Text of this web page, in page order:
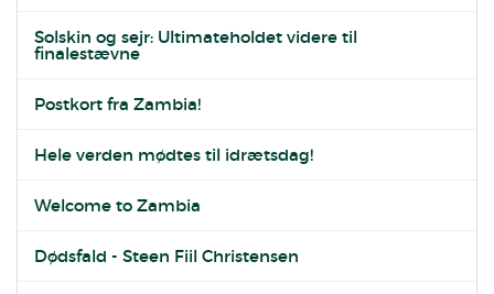
Solskin og sejr: Ultimateholdet videre til
finalestævne
Postkort fra Zambia!
Hele verden mødtes til idrætsdag!
Welcome to Zambia
Dødsfald - Steen Fiil Christensen